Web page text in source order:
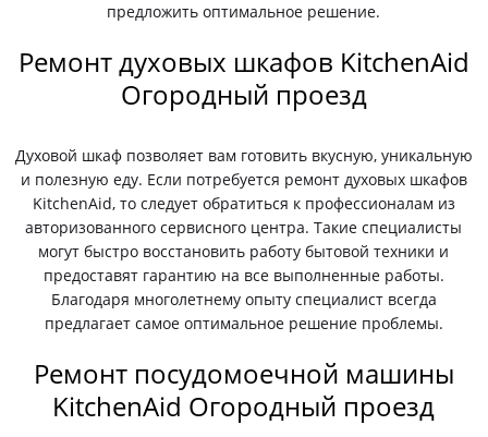
предложить оптимальное решение.
Ремонт духовых шкафов KitchenAid
Огородный проезд
Духовой шкаф позволяет вам готовить вкусную, уникальную
и полезную еду. Если потребуется ремонт духовых шкафов
KitchenAid, то следует обратиться к профессионалам из
авторизованного сервисного центра. Такие специалисты
могут быстро восстановить работу бытовой техники и
предоставят гарантию на все выполненные работы.
Благодаря многолетнему опыту специалист всегда
предлагает самое оптимальное решение проблемы.
Ремонт посудомоечной машины
KitchenAid Огородный проезд